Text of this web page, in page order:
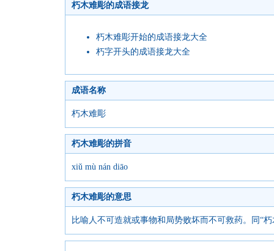
朽木难彫的成语接龙
朽木难彫开始的成语接龙大全
朽字开头的成语接龙大全
成语名称
朽木难彫
朽木难彫的拼音
xiǔ mù nán diāo
朽木难彫的意思
比喻人不可造就或事物和局势败坏而不可救药。同“